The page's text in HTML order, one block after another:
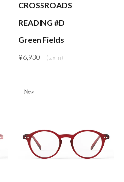
CROSSROADS
READING #D
Green Fields
¥6,930